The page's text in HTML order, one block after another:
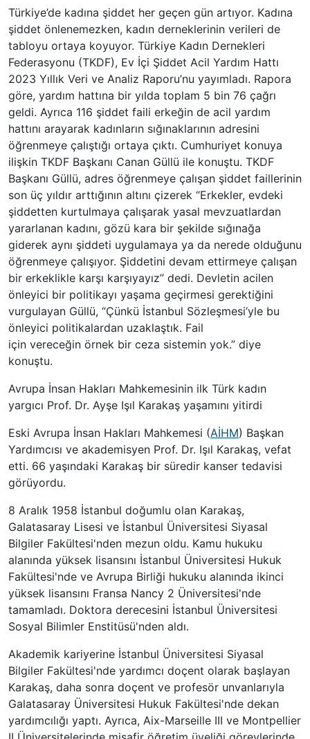
Türkiye’de kadına şiddet her geçen gün artıyor. Kadına
şiddet önlenemezken, kadın derneklerinin verileri de
tabloyu ortaya koyuyor. Türkiye Kadın Dernekleri
Federasyonu (TKDF), Ev İçi Şiddet Acil Yardım Hattı
2023 Yıllık Veri ve Analiz Raporu’nu yayımladı. Rapora
göre, yardım hattına bir yılda toplam 5 bin 76 çağrı
geldi. Ayrıca 116 şiddet faili erkeğin de acil yardım
hattını arayarak kadınların sığınaklarının adresini
öğrenmeye çalıştığı ortaya çıktı. Cumhuriyet konuya
ilişkin TKDF Başkanı Canan Güllü ile konuştu. TKDF
Başkanı Güllü, adres öğrenmeye çalışan şiddet faillerinin
son üç yıldır arttığının altını çizerek “Erkekler, evdeki
şiddetten kurtulmaya çalışarak yasal mevzuatlardan
yararlanan kadını, gözü kara bir şekilde sığınağa
giderek aynı şiddeti uygulamaya ya da nerede olduğunu
öğrenmeye çalışıyor. Şiddetini devam ettirmeye çalışan
bir erkeklikle karşı karşıyayız” dedi. Devletin acilen
önleyici bir politikayı yaşama geçirmesi gerektiğini
vurgulayan Güllü, “Çünkü İstanbul Sözleşmesi’yle bu
önleyici politikalardan uzaklaştık. Fail
için vereceğin örnek bir ceza sistemin yok.” diye
konuştu.
Avrupa İnsan Hakları Mahkemesinin ilk Türk kadın
yargıcı Prof. Dr. Ayşe Işıl Karakaş yaşamını yitirdi
Eski Avrupa İnsan Hakları Mahkemesi (AİHM) Başkan
Yardımcısı ve akademisyen Prof. Dr. Işıl Karakaş, vefat
etti. 66 yaşındaki Karakaş bir süredir kanser tedavisi
görüyordu.
8 Aralık 1958 İstanbul doğumlu olan Karakaş,
Galatasaray Lisesi ve İstanbul Üniversitesi Siyasal
Bilgiler Fakültesi'nden mezun oldu. Kamu hukuku
alanında yüksek lisansını İstanbul Üniversitesi Hukuk
Fakültesi'nde ve Avrupa Birliği hukuku alanında ikinci
yüksek lisansını Fransa Nancy 2 Üniversitesi'nde
tamamladı. Doktora derecesini İstanbul Üniversitesi
Sosyal Bilimler Enstitüsü'nden aldı.
Akademik kariyerine İstanbul Üniversitesi Siyasal
Bilgiler Fakültesi'nde yardımcı doçent olarak başlayan
Karakaş, daha sonra doçent ve profesör unvanlarıyla
Galatasaray Üniversitesi Hukuk Fakültesi'nde dekan
yardımcılığı yaptı. Ayrıca, Aix-Marseille III ve Montpellier